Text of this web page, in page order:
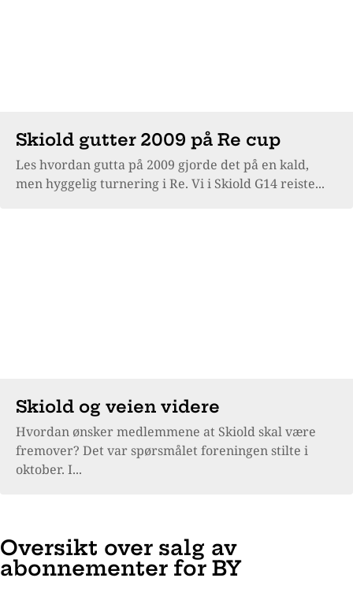
Skiold gutter 2009 på Re cup
Les hvordan gutta på 2009 gjorde det på en kald,
men hyggelig turnering i Re. Vi i Skiold G14 reiste...
Skiold og veien videre
Hvordan ønsker medlemmene at Skiold skal være
fremover? Det var spørsmålet foreningen stilte i
oktober. I...
Oversikt over salg av
abonnementer for BY